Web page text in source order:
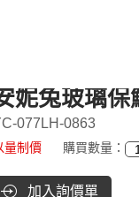
妮兔玻璃保
077LH-0863
量制價 購買數量：
加入詢價單